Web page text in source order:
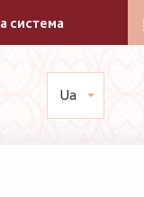
система
Ua